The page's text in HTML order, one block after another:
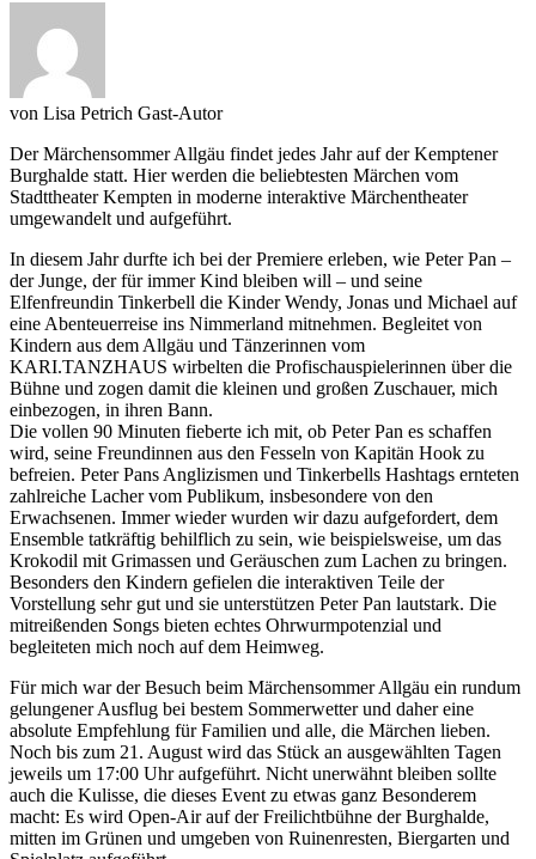
von Lisa Petrich Gast-Autor
Der Märchensommer Allgäu findet jedes Jahr auf der Kemptener
Burghalde statt. Hier werden die beliebtesten Märchen vom
Stadttheater Kempten in moderne interaktive Märchentheater
umgewandelt und aufgeführt.
In diesem Jahr durfte ich bei der Premiere erleben, wie Peter Pan –
der Junge, der für immer Kind bleiben will – und seine
Elfenfreundin Tinkerbell die Kinder Wendy, Jonas und Michael auf
eine Abenteuerreise ins Nimmerland mitnehmen. Begleitet von
Kindern aus dem Allgäu und Tänzerinnen vom
KARI.TANZHAUS wirbelten die Profischauspielerinnen über die
Bühne und zogen damit die kleinen und großen Zuschauer, mich
einbezogen, in ihren Bann.
Die vollen 90 Minuten fieberte ich mit, ob Peter Pan es schaffen
wird, seine Freundinnen aus den Fesseln von Kapitän Hook zu
befreien. Peter Pans Anglizismen und Tinkerbells Hashtags ernteten
zahlreiche Lacher vom Publikum, insbesondere von den
Erwachsenen. Immer wieder wurden wir dazu aufgefordert, dem
Ensemble tatkräftig behilflich zu sein, wie beispielsweise, um das
Krokodil mit Grimassen und Geräuschen zum Lachen zu bringen.
Besonders den Kindern gefielen die interaktiven Teile der
Vorstellung sehr gut und sie unterstützen Peter Pan lautstark. Die
mitreißenden Songs bieten echtes Ohrwurmpotenzial und
begleiteten mich noch auf dem Heimweg.
Für mich war der Besuch beim Märchensommer Allgäu ein rundum
gelungener Ausflug bei bestem Sommerwetter und daher eine
absolute Empfehlung für Familien und alle, die Märchen lieben.
Noch bis zum 21. August wird das Stück an ausgewählten Tagen
jeweils um 17:00 Uhr aufgeführt. Nicht unerwähnt bleiben sollte
auch die Kulisse, die dieses Event zu etwas ganz Besonderem
macht: Es wird Open-Air auf der Freilichtbühne der Burghalde,
mitten im Grünen und umgeben von Ruinenresten, Biergarten und